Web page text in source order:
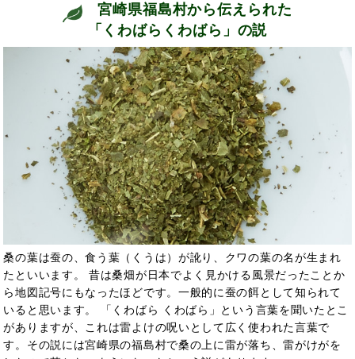
宮崎県福島村から伝えられた
「くわばらくわばら」の説
桑の葉は蚕の、食う葉（くうは）が訛り、クワの葉の名が生まれ
たといいます。 昔は桑畑が日本でよく見かける風景だったことか
ら地図記号にもなったほどです。一般的に蚕の餌として知られて
いると思います。 「くわばら くわばら」という言葉を聞いたとこ
がありますが、これは雷よけの呪いとして広く使われた言葉で
す。その説には宮崎県の福島村で桑の上に雷が落ち、雷がけがを